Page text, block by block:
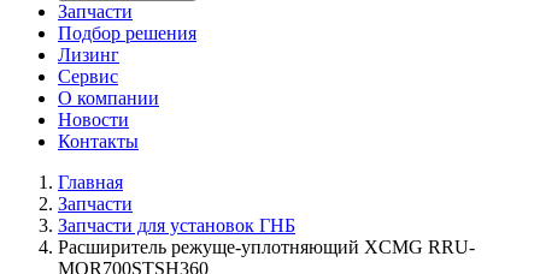
Запчасти
Подбор решения
Лизинг
Сервис
О компании
Новости
Контакты
Главная
Запчасти
Запчасти для установок ГНБ
Расширитель режуще-уплотняющий XCMG RRU-
MOR700STSH360